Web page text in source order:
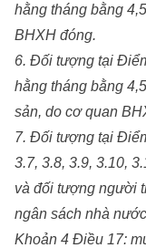
hằng tháng bằng
BHXH đóng.
6. Đối tượng tại
hằng tháng bằng
sản, do cơ quan
7. Đối tượng tại
3.7, 3.8, 3.9, 3.10,
và đối tượng người
ngân sách nhà
Khoản 4 Điều 17: